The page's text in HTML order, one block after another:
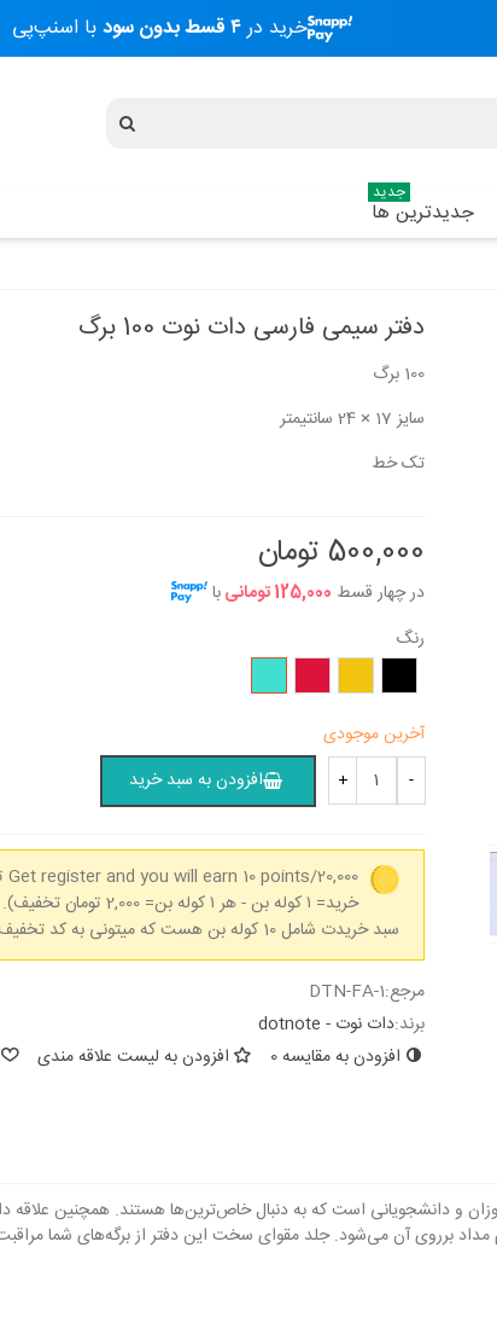
خرید در۴ قسط بدون سود با اسنپ‌پی
جدیدترین ها
جدید
دفتر سیمی فارسی دات نوت 100 برگ
100 برگ
سایز 17 × 24 سانتیمتر
تک خط
500,000 تومان
در چهار قسط 125,000 تومانی با
رنگ
آخرین موجودی
-
+ افزودن به سبد خرید
Get register and you will earn 10 points/20,000 تومان
خرید= ۱ کوله بن - هر ۱ کوله بن= 2,000 تومان تخفیف).
سبد خریدت شامل 10 کوله بن هست که میتونی به کد تخفیف 20,000 تومان تبدیل کنی.
مرجع:DTN-FA-1
برند:دات نوت - dotnote
افزودن به مقایسه0 افزودن به لیست علاقه مندی
دانش‌آموزان و دانشجویانی است که به دنبال خاص‌ترین‌ها هستند. همچنین
جلد مقوای سخت این دفتر از برگه‌های شما مراقبت می‌کند. این محصول به ابعاد